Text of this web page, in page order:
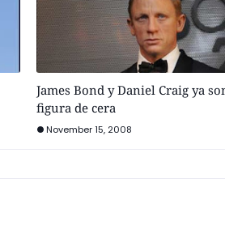
James Bond y Daniel Craig ya
figura de cera
November 15, 2008